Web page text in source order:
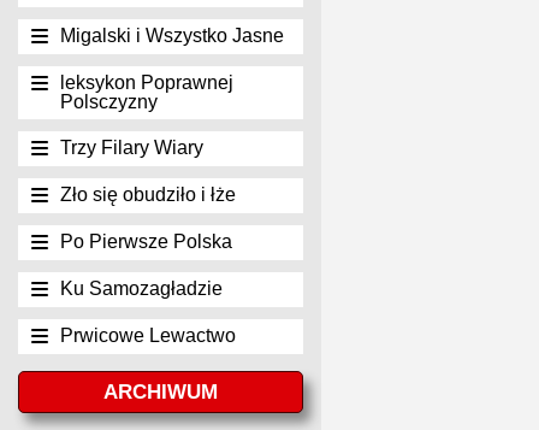
Migalski i Wszystko Jasne
leksykon Poprawnej
Polsczyzny
Trzy Filary Wiary
Zło się obudziło i łże
Po Pierwsze Polska
Ku Samozagładzie
Prwicowe Lewactwo
ARCHIWUM